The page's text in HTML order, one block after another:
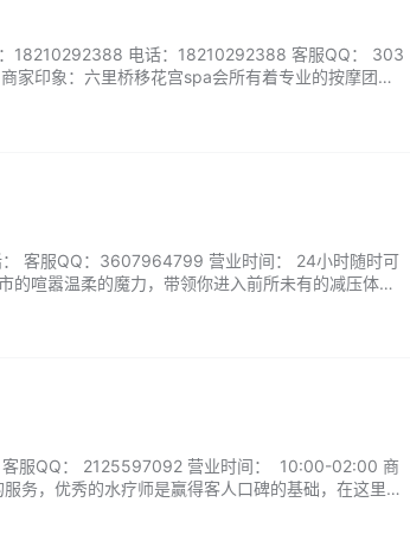
18210292388 电话：18210292388 客服QQ： 303
家印象：六里桥移花宫spa会所有着专业的按摩团
客服QQ：3607964799 营业时间： 24小时随时可
的喧嚣温柔的魔力，带领你进入前所未有的减压体
服QQ： 2125597092 营业时间： 10:00-02:00 商
务，优秀的水疗师是赢得客人口碑的基础，在这里您